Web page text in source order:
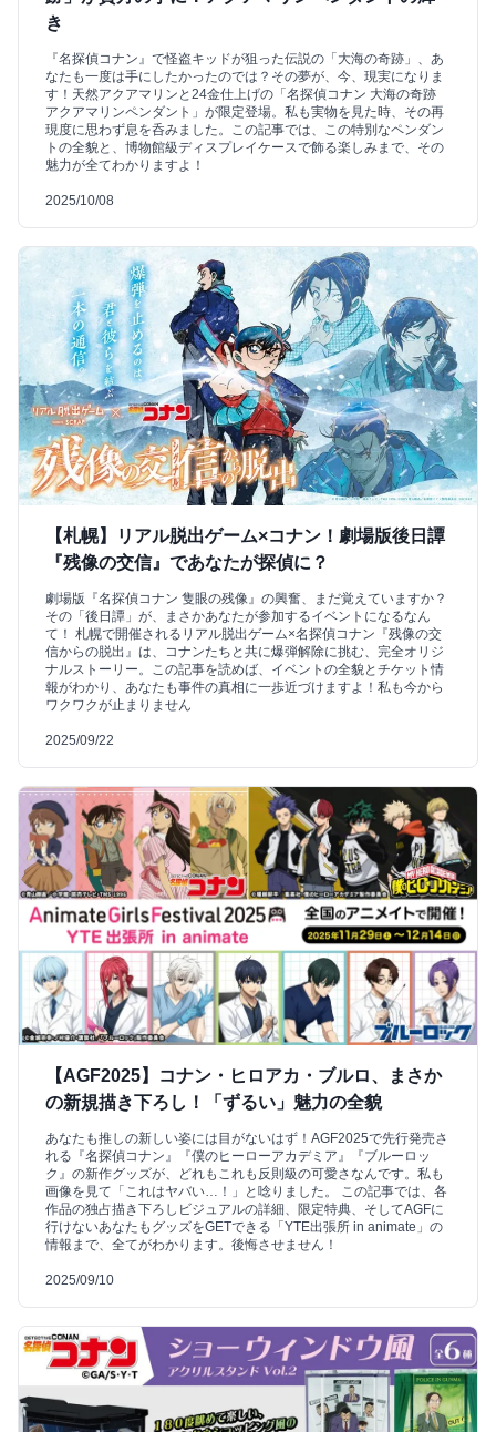
き
『名探偵コナン』で怪盗キッドが狙った伝説の「大海の奇跡」、あ
なたも一度は手にしたかったのでは？その夢が、今、現実になりま
す！天然アクアマリンと24金仕上げの「名探偵コナン 大海の奇跡
アクアマリンペンダント」が限定登場。私も実物を見た時、その再
現度に思わず息を呑みました。この記事では、この特別なペンダン
トの全貌と、博物館級ディスプレイケースで飾る楽しみまで、その
魅力が全てわかりますよ！
2025/10/08
【札幌】リアル脱出ゲーム×コナン！劇場版後日譚
『残像の交信』であなたが探偵に？
劇場版『名探偵コナン 隻眼の残像』の興奮、まだ覚えていますか？
その「後日譚」が、まさかあなたが参加するイベントになるなん
て！ 札幌で開催されるリアル脱出ゲーム×名探偵コナン『残像の交
信からの脱出』は、コナンたちと共に爆弾解除に挑む、完全オリジ
ナルストーリー。この記事を読めば、イベントの全貌とチケット情
報がわかり、あなたも事件の真相に一歩近づけますよ！私も今から
ワクワクが止まりません
2025/09/22
【AGF2025】コナン・ヒロアカ・ブルロ、まさか
の新規描き下ろし！「ずるい」魅力の全貌
あなたも推しの新しい姿には目がないはず！AGF2025で先行発売さ
れる『名探偵コナン』『僕のヒーローアカデミア』『ブルーロッ
ク』の新作グッズが、どれもこれも反則級の可愛さなんです。私も
画像を見て「これはヤバい…！」と唸りました。 この記事では、各
作品の独占描き下ろしビジュアルの詳細、限定特典、そしてAGFに
行けないあなたもグッズをGETできる「YTE出張所 in animate」の
情報まで、全てがわかります。後悔させません！
2025/09/10